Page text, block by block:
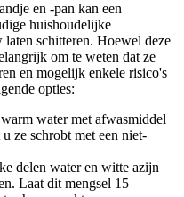
en -pan kan een
huishoudelijke
schitteren. Hoewel deze
om te weten dat ze
en mogelijk enkele risico's
opties:
water met afwasmiddel
ze schrobt met een niet-
delen water en witte azijn
Laat dit mengsel 15